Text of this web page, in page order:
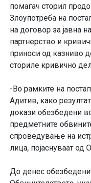
помагач сторил
Злоупотреба на
на договор за јавна
партнерство и
приноси од казниво
сториле кривично
-Во рамките на
Адитив, како
докази обезбедени
предметните
спроведување на
лица, појаснуваат од
До денес